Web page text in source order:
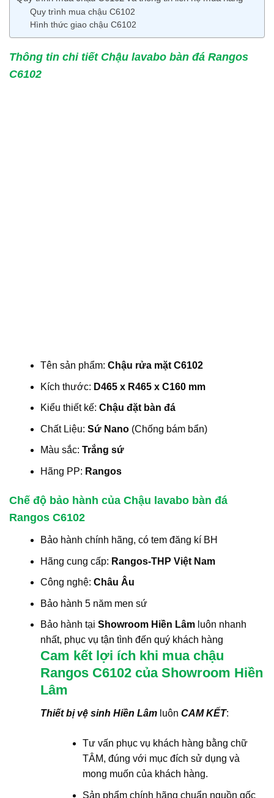
Quy trình mua chậu C6102
Hình thức giao chậu C6102
Thông tin chi tiết Chậu lavabo bàn đá Rangos
C6102
Tên sản phẩm: Chậu rửa mặt C6102
Kích thước: D465 x R465 x C160 mm
Kiểu thiết kế: Chậu đặt bàn đá
Chất Liệu: Sứ Nano(Chống bám bẩn)
Màu sắc: Trắng sứ
Hãng PP: Rangos
Chế độ bảo hành của Chậu lavabo bàn đá
Rangos C6102
Bảo hành chính hãng, có tem đăng kí BH
Hãng cung cấp: Rangos-THP Việt Nam
Công nghệ: Châu Âu
Bảo hành 5 năm men sứ
Bảo hành tại Showroom Hiền Lâmluôn nhanh
nhất, phục vụ tận tình đến quý khách hàng
Cam kết lợi ích khi mua chậu
Rangos C6102 của Showroom Hiền
Lâm
Thiết bị vệ sinh Hiền Lâmluôn CAM KẾT:
Tư vấn phục vụ khách hàng bằng chữ
TÂM, đúng với mục đích sử dụng và
mong muốn của khách hàng.
Sản phẩm chính hãng chuẩn nguồn gốc